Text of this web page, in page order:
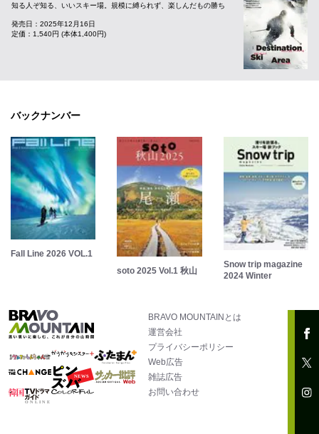
知る人ぞ知る、いいスキー場。規模に縛られず、楽しんだもの勝ち
発売日：2025年12月16日
定価：1,540円 (本体1,400円)
バックナンバー
Fall Line 2026 VOL.1
soto 2025 Vol.1 秋山
Snow trip magazine
2024 Winter
BRAVO MOUNTAINとは
運営会社
プライバシーポリシー
Web広告
雑誌広告
お問い合わせ